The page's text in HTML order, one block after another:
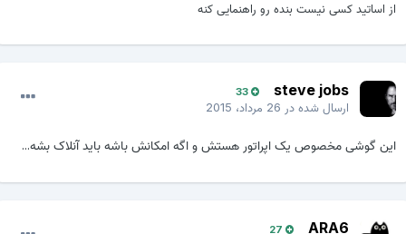
از اساتید کسی نیست بنده رو راهنمایی کنه
steve jobs
33
ارسال شده در26 مرداد، 2015
این گوشی مخصوص یک اپراتور هستش و اگه امکانش باشه باید آنلاک بشه...
ARA6
27